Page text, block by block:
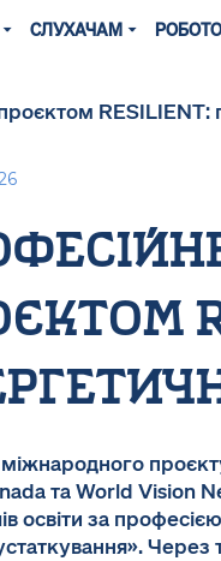
СЛУХАЧАМ
та World Vision
освіти за
Через